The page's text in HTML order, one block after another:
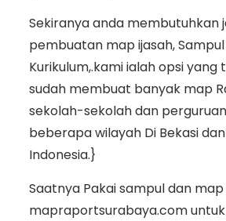
Sekiranya anda membutuhkan
pembuatan map ijasah,
Kurikulum,.kami ialah opsi yang
sudah membuat banyak map
sekolah-sekolah dan
beberapa wilayah Di Bekasi
Indonesia.}
Saatnya Pakai sampul dan
mapraportsurabaya.com